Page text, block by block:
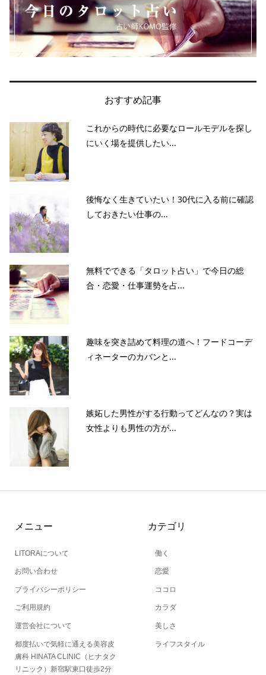
おすすめ記事
これからの時代に必要なロールモデルを探し
にいく場を提供したい...
後悔なく生きていたい！30代に入る前に確認
しておきたい仕事の...
無料でできる「タロット占い」で今日の総
合・恋愛・仕事運勢を占...
趣味を突き詰めて料理の道へ！フードコーデ
ィネーターのカバンと...
嫉妬した男性がする行動ってどんなの？実は
女性よりも男性の方が...
メニュー
LITORAについて
お問い合わせ
プライバシーポリシー
ご利用規約
運営会社について
都度払いで気軽に通える美容皮
膚科 HINATA CLINIC（ヒナタク
リニック）新宿駅東口徒歩2分
カテゴリ
働く
恋愛
ココロ
カラダ
美しさ
ライフスタイル